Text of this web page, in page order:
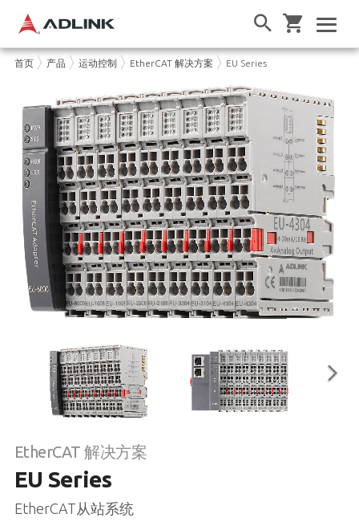
首页 产品 运动控制 EtherCAT 解决方案 EU Series
EtherCAT 解决方案
EU Series
EtherCAT从站系统